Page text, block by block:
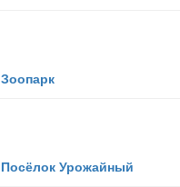
Зоопарк
Посёлок Урожайный